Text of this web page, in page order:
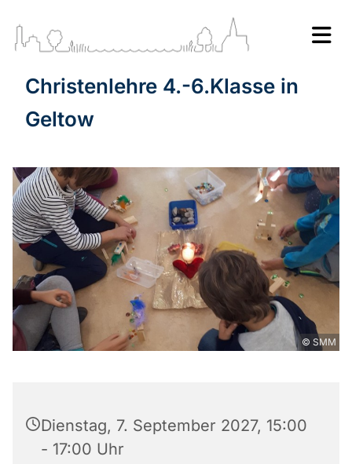
Christenlehre 4.-6.Klasse in
Geltow
© SMM
Dienstag, 7. September 2027, 15:00
- 17:00 Uhr